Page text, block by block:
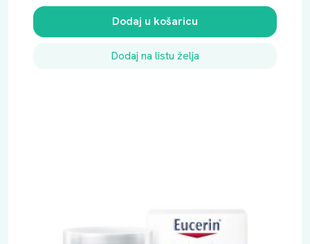
Dodaj u košaricu
Dodaj na listu želja